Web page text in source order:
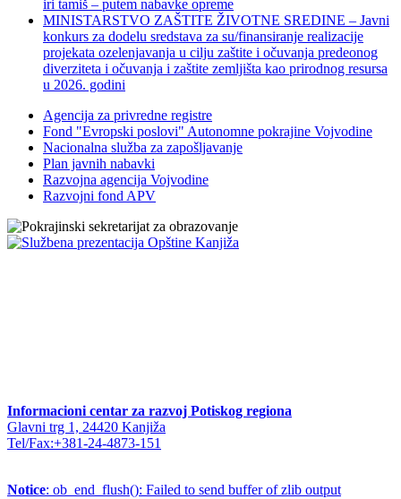
iri tamiš ‒ putem nabavke opreme
MINISTARSTVO ZAŠTITE ŽIVOTNE SREDINE – Javni
konkurs za dodelu sredstava za su/finansiranje realizacije
projekata ozelenjavanja u cilju zaštite i očuvanja predeonog
diverziteta i očuvanja i zaštite zemljišta kao prirodnog resursa
u 2026. godini
Agencija za privredne registre
Fond "Evropski poslovi" Autonomne pokrajine Vojvodine
Nacionalna služba za zapošljavanje
Plan javnih nabavki
Razvojna agencija Vojvodine
Razvojni fond APV
Informacioni centar za razvoj Potiskog regiona
Glavni trg 1, 24420 Kanjiža
Tel/Fax:+381-24-4873-151
Notice: ob_end_flush(): Failed to send buffer of zlib output